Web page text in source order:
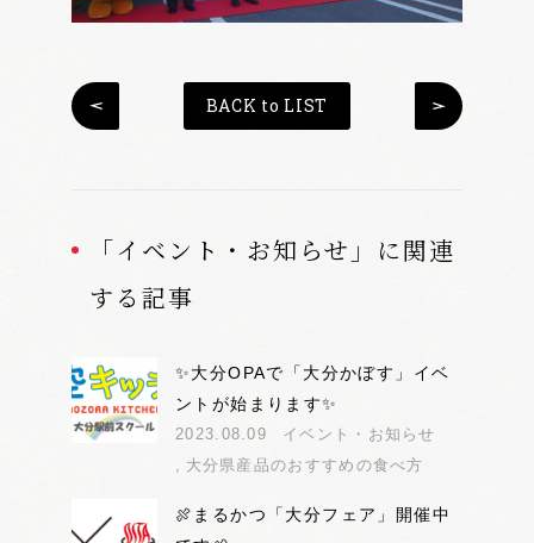
BACK to LIST
「イベント・お知らせ」に関連
する記事
✨大分OPAで「大分かぼす」イベ
ントが始まります✨
2023.08.09
イベント・お知らせ
大分県産品のおすすめの食べ方
🍖まるかつ「大分フェア」開催中